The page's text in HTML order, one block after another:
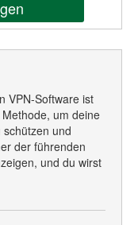
VPN-Software ist
um deine
und
der führenden
und du wirst